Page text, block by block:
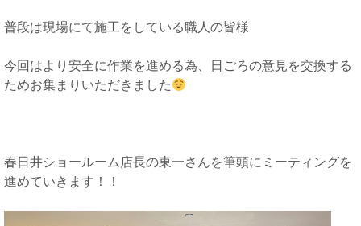
普段は現場にて施工をしている職人の皆様
今回はより安全に作業を進める為、日ごろの意見を交換する
ためお集まりいただきました
春日井ショールーム店長の東一さんを筆頭にミーティングを
進めていきます！！